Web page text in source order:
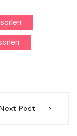
Next Post